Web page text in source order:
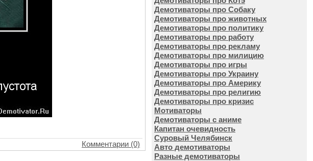
Комментарии (0)
Демотиваторы про Собаку
Демотиваторы про животных
Демотиваторы про политику
Демотиваторы про работу
Демотиваторы про рекламу
Демотиваторы про милицию
Демотиваторы про игры
Демотиваторы про Украину
Демотиваторы про Америку
Демотиваторы про религию
Демотиваторы про кризис
Мотиваторы
Демотиваторы с аниме
Капитан очевидность
Суровый Челябинск
Авто демотиваторы
Разные демотиваторы